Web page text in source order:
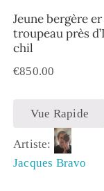
Jeune ber­gère
trou­peau près
chil
€850.00
Vue Rapide
Artiste:
Jacques Bravo